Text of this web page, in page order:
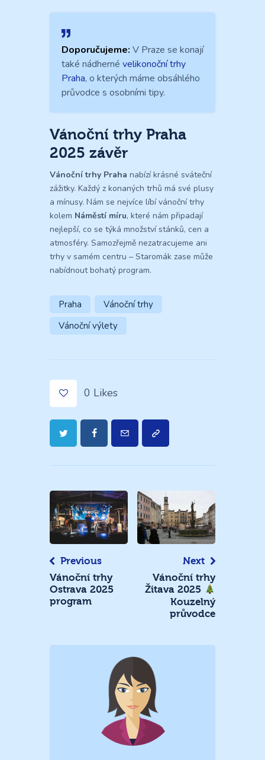
Doporučujeme: V Praze se konají
také nádherné velikonoční trhy
Praha, o kterých máme obsáhlého
průvodce s osobními tipy.
Vánoční trhy Praha
2025 závěr
Vánoční trhy Praha nabízí krásné sváteční
zážitky. Každý z konaných trhů má své plusy
a mínusy. Nám se nejvíce líbí vánoční trhy
kolem Náměstí míru, které nám připadají
nejlepší, co se týká množství stánků, cen a
atmosféry. Samozřejmě nezatracujeme ani
trhy v samém centru – Staromák zase může
nabídnout bohatý program.
Praha
Vánoční trhy
Vánoční výlety
0 Likes
Navigace
pro
příspěvek
Previous
Vánoční trhy
Ostrava 2025
program
Next
Vánoční trhy
Žitava 2025
Kouzelný
průvodce